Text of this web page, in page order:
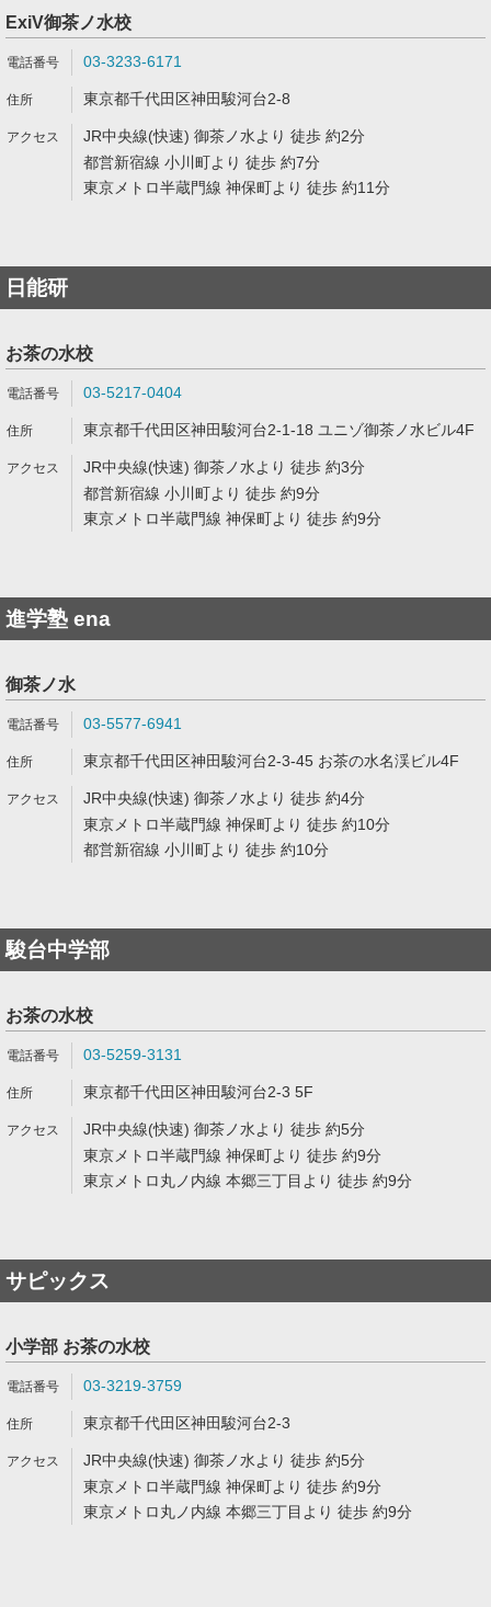
ExiV御茶ノ水校
03-3233-6171
東京都千代田区神田駿河台2-8
JR中央線(快速) 御茶ノ水より 徒歩 約2分
都営新宿線 小川町より 徒歩 約7分
東京メトロ半蔵門線 神保町より 徒歩 約11分
日能研
お茶の水校
03-5217-0404
東京都千代田区神田駿河台2-1-18 ユニゾ御茶ノ水ビル4F
JR中央線(快速) 御茶ノ水より 徒歩 約3分
都営新宿線 小川町より 徒歩 約9分
東京メトロ半蔵門線 神保町より 徒歩 約9分
進学塾 ena
御茶ノ水
03-5577-6941
東京都千代田区神田駿河台2-3-45 お茶の水名渓ビル4F
JR中央線(快速) 御茶ノ水より 徒歩 約4分
東京メトロ半蔵門線 神保町より 徒歩 約10分
都営新宿線 小川町より 徒歩 約10分
駿台中学部
お茶の水校
03-5259-3131
東京都千代田区神田駿河台2-3 5F
JR中央線(快速) 御茶ノ水より 徒歩 約5分
東京メトロ半蔵門線 神保町より 徒歩 約9分
東京メトロ丸ノ内線 本郷三丁目より 徒歩 約9分
サピックス
小学部 お茶の水校
03-3219-3759
東京都千代田区神田駿河台2-3
JR中央線(快速) 御茶ノ水より 徒歩 約5分
東京メトロ半蔵門線 神保町より 徒歩 約9分
東京メトロ丸ノ内線 本郷三丁目より 徒歩 約9分